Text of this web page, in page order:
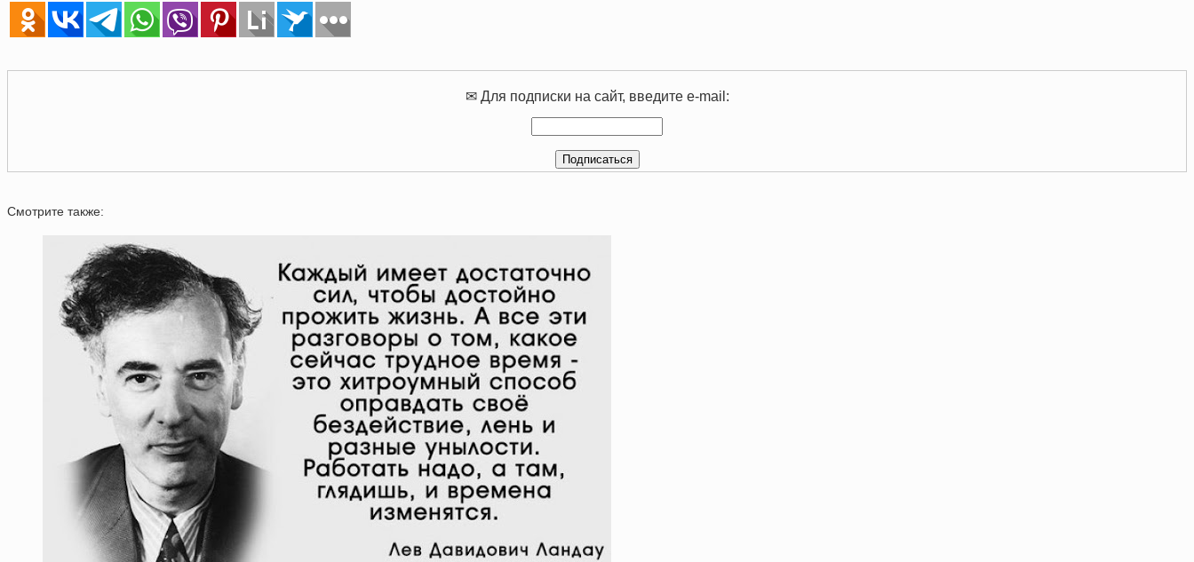
✉ Для подписки на сайт, введите e-mail:
Смотрите также: